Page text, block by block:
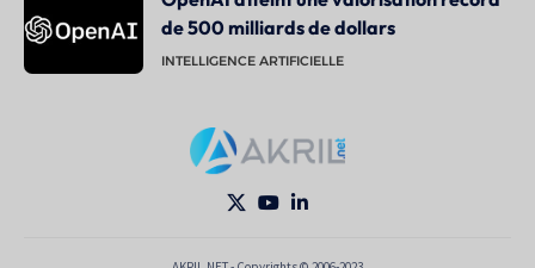
de 500 milliards de dollars
INTELLIGENCE ARTIFICIELLE